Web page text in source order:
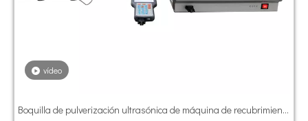
vídeo
Boquilla de pulverización ultrasónica de máquina de recubrimiento